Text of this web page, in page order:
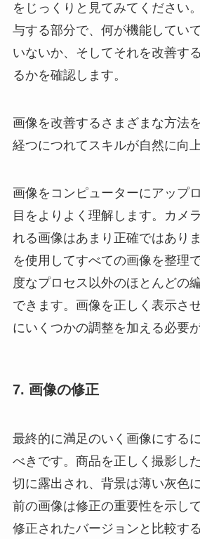
をじっくりと見てみてください
与する部分で、何が機能してい
いないか、そしてそれを改善す
るかを確認します。
画像を改善するさまざまな方法
経つにつれてスキルが自然に向上
画像をコンピューターにアップ
目をよりよく理解します。カメ
れる画像はあまり正確ではあり
を使用してすべての画像を整理
度なプロセス以外のほとんどの
できます。画像を正しく表示さ
にいくつかの調整を加える必要
7. 画像の修正
最終的に満足のいく画像にする
べきです。商品を正しく撮影し
切に露出され、背景は薄い灰色
前の画像は修正の重要性を示し
修正されたバージョンと比較す